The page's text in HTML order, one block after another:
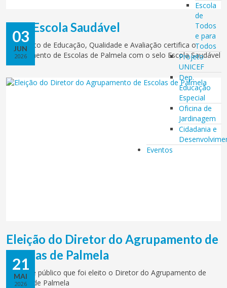
Escola
de
Todos
e para
Todos
Projeto
UNICEF
Dep.
Educação
Especial
Oficina de
Jardinagem
Cidadania e
Eventos
03
JUN
2026
Selo Escola Saudável
O Instituto de Educação, Qualidade e Avaliação certifica o
Agrupamento de Escolas de Palmela com o selo Escola Saudável
21
MAI
2026
Eleição do Diretor do Agrupamento de
Escolas de Palmela
Torna-se público que foi eleito o Diretor do Agrupamento de
Escolas de Palmela